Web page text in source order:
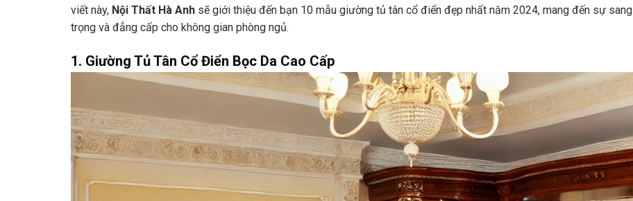
viết này, Nội Thất Hà Anh sẽ giới thiệu đến bạn 10 mẫu giường tủ tân cổ điển đẹp nhất năm 2024, mang đến sự sang
trọng và đẳng cấp cho không gian phòng ngủ.
1. Giường Tủ Tân Cổ Điển Bọc Da Cao Cấp